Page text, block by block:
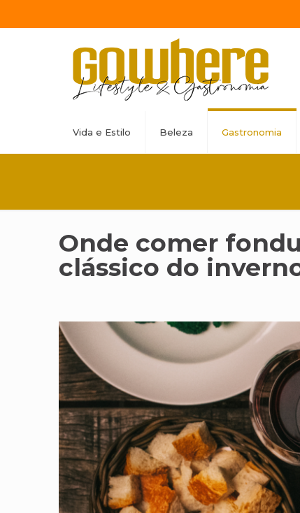
Vida e Estilo Beleza Gastronomia
Onde comer
clássico do